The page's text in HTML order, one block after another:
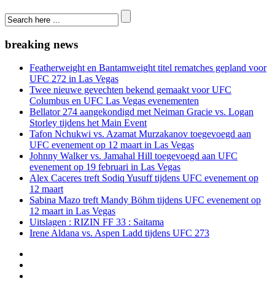
breaking news
Featherweight en Bantamweight titel rematches gepland voor
UFC 272 in Las Vegas
Twee nieuwe gevechten bekend gemaakt voor UFC
Columbus en UFC Las Vegas evenementen
Bellator 274 aangekondigd met Neiman Gracie vs. Logan
Storley tijdens het Main Event
Tafon Nchukwi vs. Azamat Murzakanov toegevoegd aan
UFC evenement op 12 maart in Las Vegas
Johnny Walker vs. Jamahal Hill toegevoegd aan UFC
evenement op 19 februari in Las Vegas
Alex Caceres treft Sodiq Yusuff tijdens UFC evenement op
12 maart
Sabina Mazo treft Mandy Böhm tijdens UFC evenement op
12 maart in Las Vegas
Uitslagen : RIZIN FF 33 : Saitama
Irene Aldana vs. Aspen Ladd tijdens UFC 273